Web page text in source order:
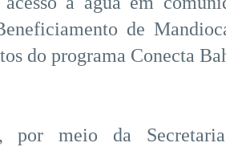
de
do programa Conecta
por meio da